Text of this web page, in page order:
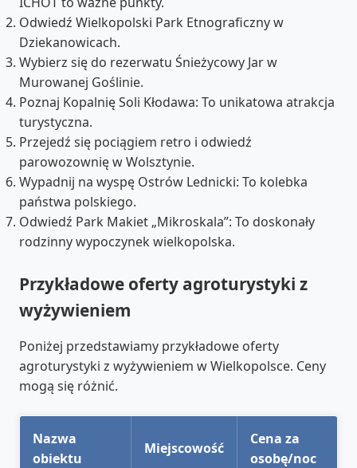
Odwiedź Wielkopolski Park Etnograficzny w
Dziekanowicach.
Wybierz się do rezerwatu Śnieżycowy Jar w
Murowanej Goślinie.
Poznaj Kopalnię Soli Kłodawa: To unikatowa atrakcja
turystyczna.
Przejedź się pociągiem retro i odwiedź
parowozownię w Wolsztynie.
Wypadnij na wyspę Ostrów Lednicki: To kolebka
państwa polskiego.
Odwiedź Park Makiet „Mikroskala”: To doskonały
rodzinny wypoczynek wielkopolska.
Przykładowe oferty agroturystyki z
wyżywieniem
Poniżej przedstawiamy przykładowe oferty
agroturystyki z wyżywieniem w Wielkopolsce. Ceny
mogą się różnić.
Nazwa
obiektu
Miejscowość
Cena za
osobę/noc